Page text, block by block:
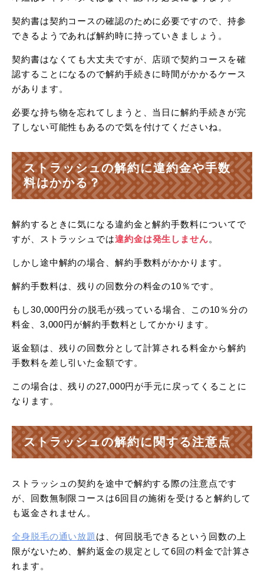
契約書は契約コースの確認のために必要ですので、持参
できるようであれば解約時に持っていきましょう。
契約書はなくても大丈夫ですが、店頭で契約コースを確
認することになるので解約手続きに時間がかかるケース
があります。
必要な持ち物を忘れてしまうと、当日に解約手続きが完
了しない可能性もあるので気を付けてくださいね。
ストラッシュの解約に違約金や手数
料はかかる？
解約するときに気になる違約金と解約手数料についてで
すが、ストラッシュでは違約金は発生しません。
しかし途中解約の場合、解約手数料がかかります。
解約手数料は、残りの回数分の料金の10％です。
もし30,000円分の脱毛が残っている場合、この10％分の
料金、3,000円が解約手数料としてかかります。
返金額は、残りの回数分として計算される料金から解約
手数料を差し引いた金額です。
この場合は、残りの27,000円が手元に戻ってくることに
なります。
ストラッシュの解約に関する注意点
ストラッシュの契約を途中で解約する際の注意点です
が、回数無制限コースは6回目の施術を受けると解約して
も返金されません。
全身脱毛の通い放題 は、何回脱毛できるという回数の上
限がないため、解約返金の規定として6回の料金で計算さ
れます。